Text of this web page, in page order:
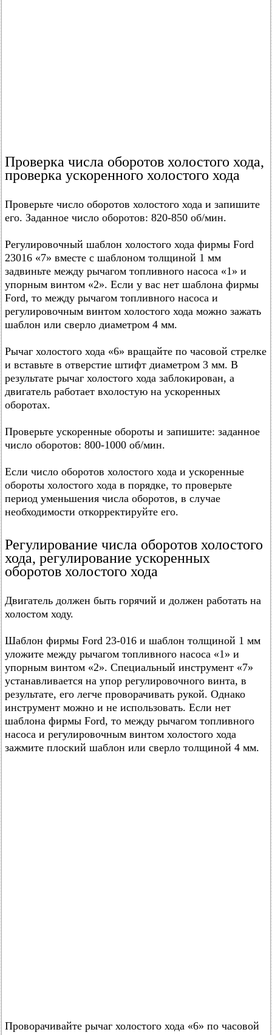
Проверка числа оборотов холостого хода,
проверка ускоренного холостого хода
Проверьте число оборотов холостого хода и запишите
его. Заданное число оборотов: 820-850 об/мин.
Регулировочный шаблон холостого хода фирмы Ford
23016 «7» вместе с шаблоном толщиной 1 мм
задвиньте между рычагом топливного насоса «1» и
упорным винтом «2». Если у вас нет шаблона фирмы
Ford, то между рычагом топливного насоса и
регулировочным винтом холостого хода можно зажать
шаблон или сверло диаметром 4 мм.
Рычаг холостого хода «6» вращайте по часовой стрелке
и вставьте в отверстие штифт диаметром 3 мм. В
результате рычаг холостого хода заблокирован, а
двигатель работает вхолостую на ускоренных
оборотах.
Проверьте ускоренные обороты и запишите: заданное
число оборотов: 800-1000 об/мин.
Если число оборотов холостого хода и ускоренные
обороты холостого хода в порядке, то проверьте
период уменьшения числа оборотов, в случае
необходимости откорректируйте его.
Регулирование числа оборотов холостого
хода, регулирование ускоренных
оборотов холостого хода
Двигатель должен быть горячий и должен работать на
холостом ходу.
Шаблон фирмы Ford 23-016 и шаблон толщиной 1 мм
уложите между рычагом топливного насоса «1» и
упорным винтом «2». Специальный инструмент «7»
устанавливается на упор регулировочного винта, в
результате, его легче проворачивать рукой. Однако
инструмент можно и не использовать. Если нет
шаблона фирмы Ford, то между рычагом топливного
насоса и регулировочным винтом холостого хода
зажмите плоский шаблон или сверло толщиной 4 мм.
Проворачивайте рычаг холостого хода «6» по часовой